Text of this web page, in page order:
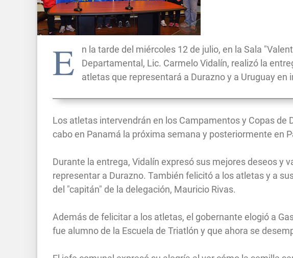
E
n la tarde del miércoles 12 de julio, en la Sala
Departamental, Lic. Carmelo Vidalín, realizó la
atletas que representará a Durazno y a Uruguay
Los atletas intervendrán en los Campamentos y Copas de
cabo en Panamá la próxima semana y posteriormente en
Durante la entrega, Vidalín expresó sus mejores deseos y
representar a Durazno. También felicitó a los atletas y a
del "capitán" de la delegación, Mauricio Rivas.
Además de felicitar a los atletas, el gobernante elogió a
fue alumno de la Escuela de Triatlón y que ahora se